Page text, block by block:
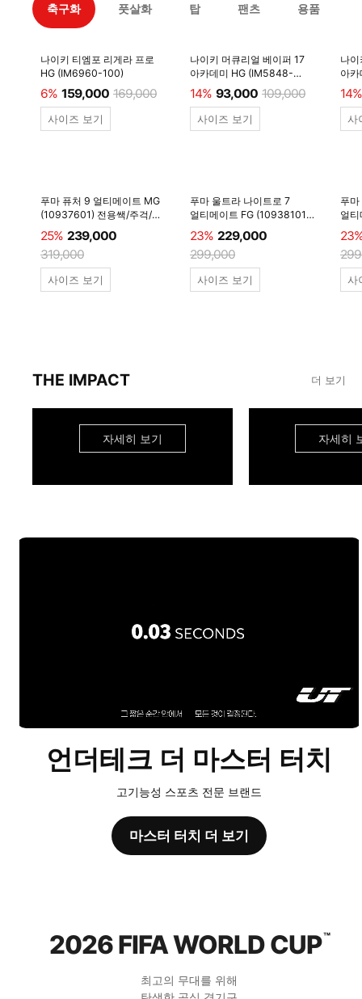
축구화 풋살화 탑 팬츠 용품
나이키 티엠포 리게라 프로
HG (IM6960-100)
6% 159,000 169,000
사이즈 보기
나이키 머큐리얼 베이퍼 17
아카데미 HG (IM5848-
600)
14% 93,000 109,000
사이즈 보기
나
아
14%
사
푸마 퓨처 9 얼티메이트 MG
(10937601) 전용쌕/주걱/
양말 #
25% 239,000
319,000
사이즈 보기
푸마 울트라 나이트로 7
얼티메이트 FG (10938101)
전용쌕/주걱/양말 #
23% 229,000
299,000
사이즈 보기
푸
얼
전
사
THE IMPACT 더 보기
자세히 보기 자세히
언더테크 더 마스터 터치
고기능성 스포츠 전문 브랜드
마스터 터치 더 보기
2026 FIFA WORLD CUP™
최고의 무대를 위해